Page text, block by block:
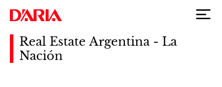
Real Estate Argentina - La
Nación